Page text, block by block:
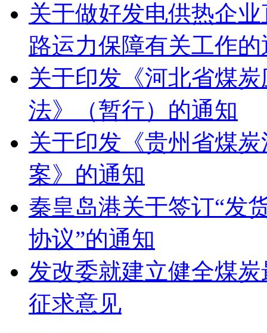
关于做好发电供热企
路运力保障有关工作的
关于印发《河北省煤
法》（暂行）的通知
关于印发《贵州省煤
案》的通知
秦皇岛港关于签订“发
协议”的通知
发改委就建立健全煤
征求意见